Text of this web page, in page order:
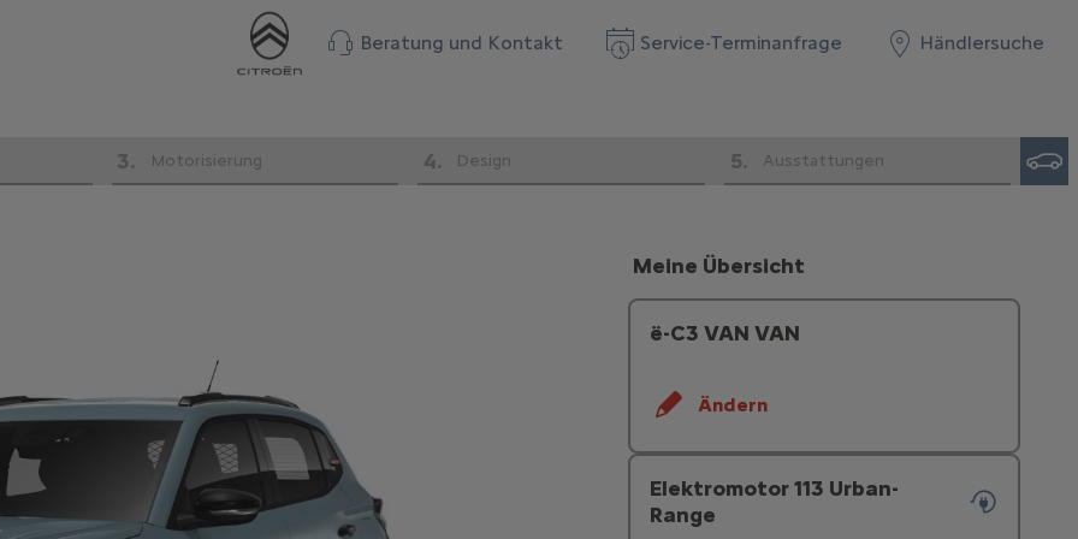
Beratung und Kontakt Service-Terminanfrage Händlersuche
3. Motorisierung 4. Design 5. Ausstattungen
Meine Übersicht
ë-C3 VAN VAN
Ändern
Elektromotor 113 Urban-
Range